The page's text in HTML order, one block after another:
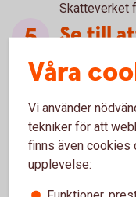
Skatteverket
Se till
I
anställningen
hur länge du
hur mycket
Våra
Vi använder
tekniker för att
finns även cookies
upplevelse: